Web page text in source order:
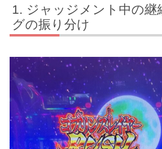
ジャッジメント中の継
グの振り分け